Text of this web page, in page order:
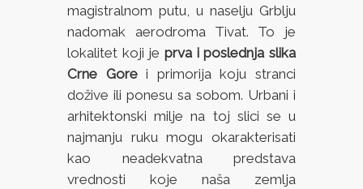
magistralnom putu, u naselju Grblju
nadomak aerodroma Tivat. To je
lokalitet koji je prva i poslednja slika
Crne Gorei primorija koju stranci
dožive ili ponesu sa sobom. Urbani i
arhitektonski milje na toj slici se u
najmanju ruku mogu okarakterisati
kao neadekvatna predstava
vrednosti koje naša zemlja